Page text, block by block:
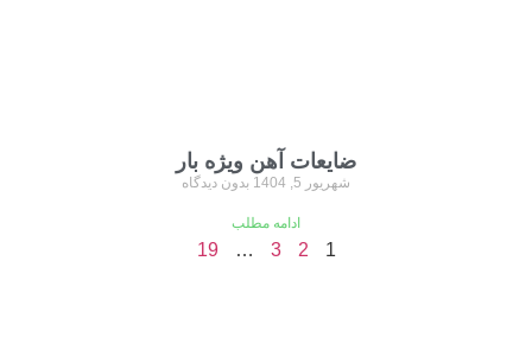
ضایعات آهن ویژه بار
شهریور 5, 1404 بدون دیدگاه
ادامه مطلب
1
2
3
…
19